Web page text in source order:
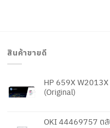
สินค้าขายดี
HP 659X
(Original)
OKI 44469757 ตลั